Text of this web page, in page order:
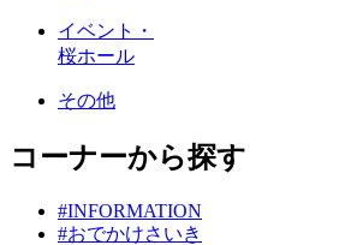
イベント・
桜ホール
その他
コーナーから探す
#INFORMATION
#おでかけさいき